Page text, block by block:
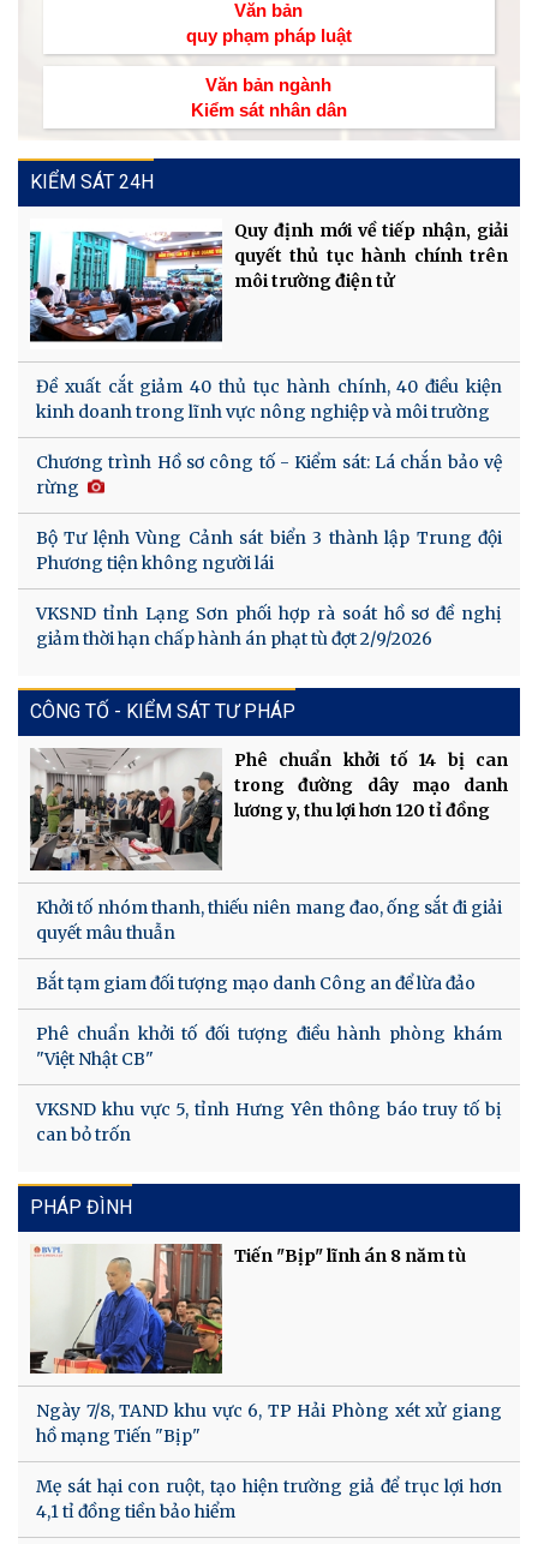
Văn bản
quy phạm pháp luật
Văn bản ngành
Kiểm sát nhân dân
KIỂM SÁT 24H
Quy định mới về tiếp nhận, giải
quyết thủ tục hành chính trên
môi trường điện tử
Đề xuất cắt giảm 40 thủ tục hành chính, 40 điều kiện
kinh doanh trong lĩnh vực nông nghiệp và môi trường
Chương trình Hồ sơ công tố - Kiểm sát: Lá chắn bảo vệ
rừng
Bộ Tư lệnh Vùng Cảnh sát biển 3 thành lập Trung đội
Phương tiện không người lái
VKSND tỉnh Lạng Sơn phối hợp rà soát hồ sơ đề nghị
giảm thời hạn chấp hành án phạt tù đợt 2/9/2026
CÔNG TỐ - KIỂM SÁT TƯ PHÁP
Phê chuẩn khởi tố 14 bị can
trong đường dây mạo danh
lương y, thu lợi hơn 120 tỉ đồng
Khởi tố nhóm thanh, thiếu niên mang đao, ống sắt đi giải
quyết mâu thuẫn
Bắt tạm giam đối tượng mạo danh Công an để lừa đảo
Phê chuẩn khởi tố đối tượng điều hành phòng khám
"Việt Nhật CB"
VKSND khu vực 5, tỉnh Hưng Yên thông báo truy tố bị
can bỏ trốn
PHÁP ĐÌNH
Tiến "Bịp" lĩnh án 8 năm tù
Ngày 7/8, TAND khu vực 6, TP Hải Phòng xét xử giang
hồ mạng Tiến "Bịp"
Mẹ sát hại con ruột, tạo hiện trường giả để trục lợi hơn
4,1 tỉ đồng tiền bảo hiểm